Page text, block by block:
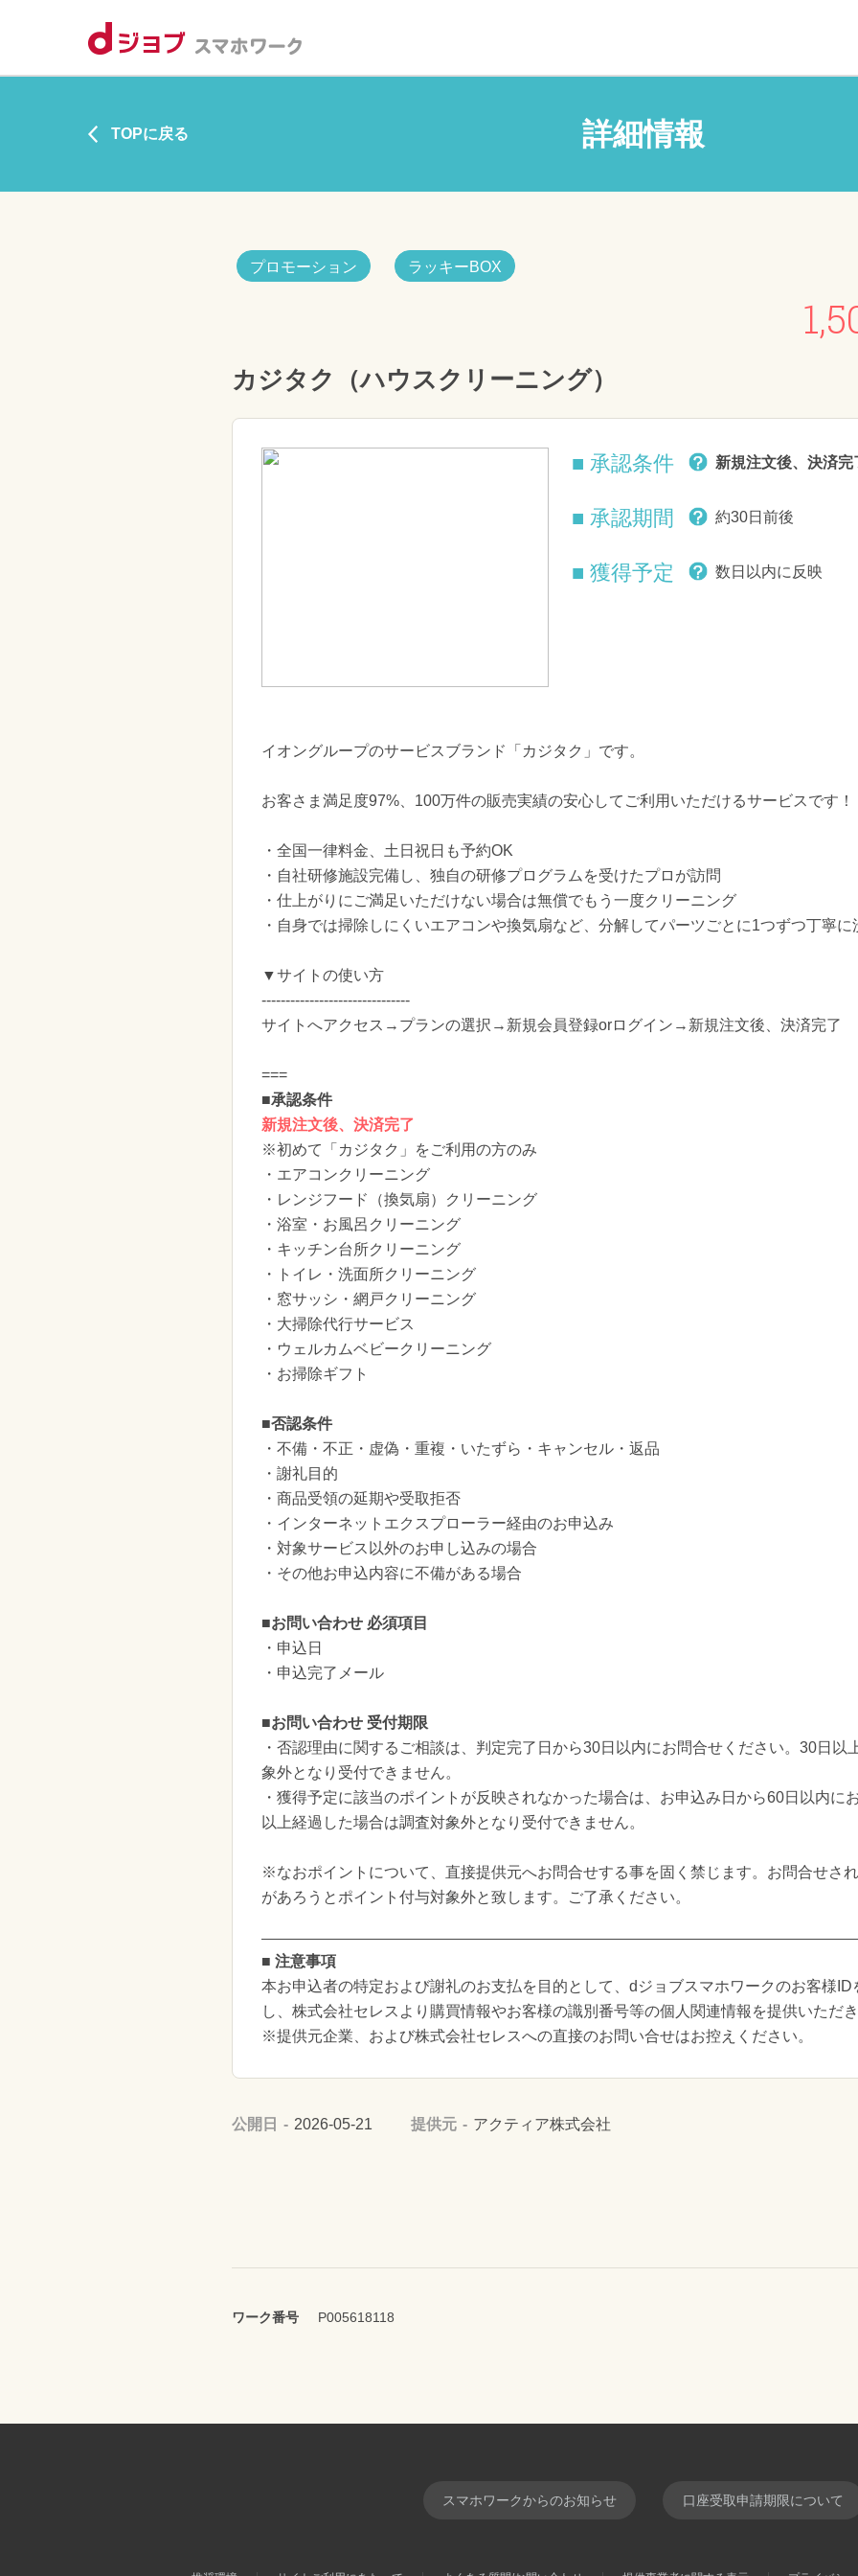
詳細情報
TOPに戻る
プロモーション ラッキーBOX
カジタク（ハウスクリーニング）
■ 承認条件 新規注文後、決済完
■ 承認期間 約30日前後
■ 獲得予定 数日以内に反映
イオングループのサービスブランド「カジタク」です。
お客さま満足度97%、100万件の販売実績の安心してご利用いただけるサービスです！
・全国一律料金、土日祝日も予約OK
・自社研修施設完備し、独自の研修プログラムを受けたプロが訪問
・仕上がりにご満足いただけない場合は無償でもう一度クリーニング
・自身では掃除しにくいエアコンや換気扇など、分解してパーツごとに1つずつ丁寧に
▼サイトの使い方
-------------------------------
サイトへアクセス→プランの選択→新規会員登録orログイン→新規注文後、決済完了
===
■承認条件
新規注文後、決済完了
※初めて「カジタク」をご利用の方のみ
・エアコンクリーニング
・レンジフード（換気扇）クリーニング
・浴室・お風呂クリーニング
・キッチン台所クリーニング
・トイレ・洗面所クリーニング
・窓サッシ・網戸クリーニング
・大掃除代行サービス
・ウェルカムベビークリーニング
・お掃除ギフト
■否認条件
・不備・不正・虚偽・重複・いたずら・キャンセル・返品
・謝礼目的
・商品受領の延期や受取拒否
・インターネットエクスプローラー経由のお申込み
・対象サービス以外のお申し込みの場合
・その他お申込内容に不備がある場合
■お問い合わせ 必須項目
・申込日
・申込完了メール
■お問い合わせ 受付期限
・否認理由に関するご相談は、判定完了日から30日以内にお問合せください。30日以
象外となり受付できません。
・獲得予定に該当のポイントが反映されなかった場合は、お申込み日から60日以内に
以上経過した場合は調査対象外となり受付できません。
※なおポイントについて、直接提供元へお問合せする事を固く禁じます。お問合せさ
があろうとポイント付与対象外と致します。ご了承ください。
■ 注意事項
本お申込者の特定および謝礼のお支払を目的として、dジョブスマホワークのお客様
し、株式会社セレスより購買情報やお客様の識別番号等の個人関連情報を提供いただ
※提供元企業、および株式会社セレスへの直接のお問い合せはお控えください。
公開日 2026-05-21 提供元 アクティア株式会社
ワーク番号 P005618118
スマホワークからのお知らせ 口座受取申請期限について